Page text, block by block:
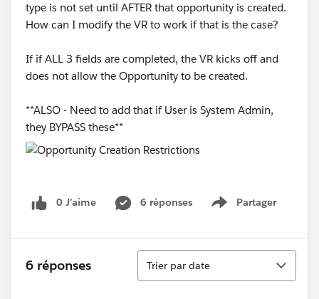
type is not set until AFTER that opportunity is created.
How can I modify the VR to work if that is the case?
If if ALL 3 fields are completed, the VR kicks off and
does not allow the Opportunity to be created.
**ALSO - Need to add that if User is System Admin,
they BYPASS these**
0 J’aime 6 réponses Partager
Show menu
6 réponses
Tri
Trier par date